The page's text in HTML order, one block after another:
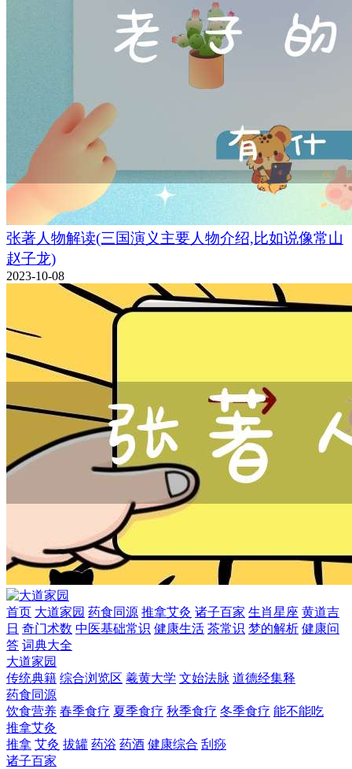
张著人物解读(三国演义主要人物介绍,比如说像常山
赵子龙)
2023-10-08
首页 大道家园 药食同源 推拿艾灸 诸子百家 生肖星座 黄道吉
日 奇门术数 中医基础常识 健康生活 茶常识 梦的解析 健康问
答 词典大全
大道家园
传统典籍 综合浏览区 羲黄大学 文始法脉 道德经集释
药食同源
饮食营养 春季食疗 夏季食疗 秋季食疗 冬季食疗 能不能吃
推拿艾灸
推拿 艾灸 拔罐 药浴 药酒 健康综合 刮痧
诸子百家